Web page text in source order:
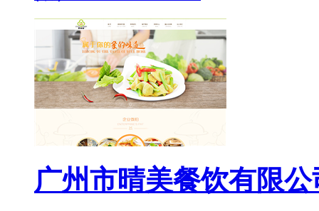
广州市晴美餐饮有限公